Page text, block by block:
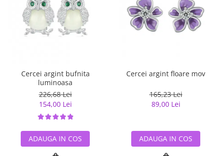
Cercei argint bufnita
luminoasa
226,68 Lei
154,00 Lei
ADAUGA IN COS
Cercei argint floare mov
165,23 Lei
89,00 Lei
ADAUGA IN COS